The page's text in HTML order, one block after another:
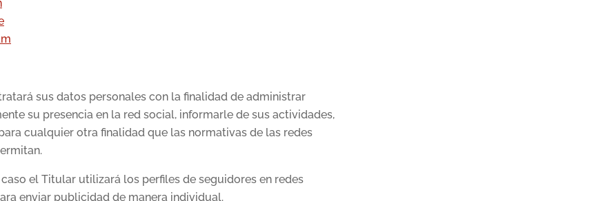
sus datos personales con la finalidad de administrar
su presencia en la red social, informarle de sus actividades,
cualquier otra finalidad que las normativas de las redes
caso el Titular utilizará los perfiles de seguidores en redes
enviar publicidad de manera individual.